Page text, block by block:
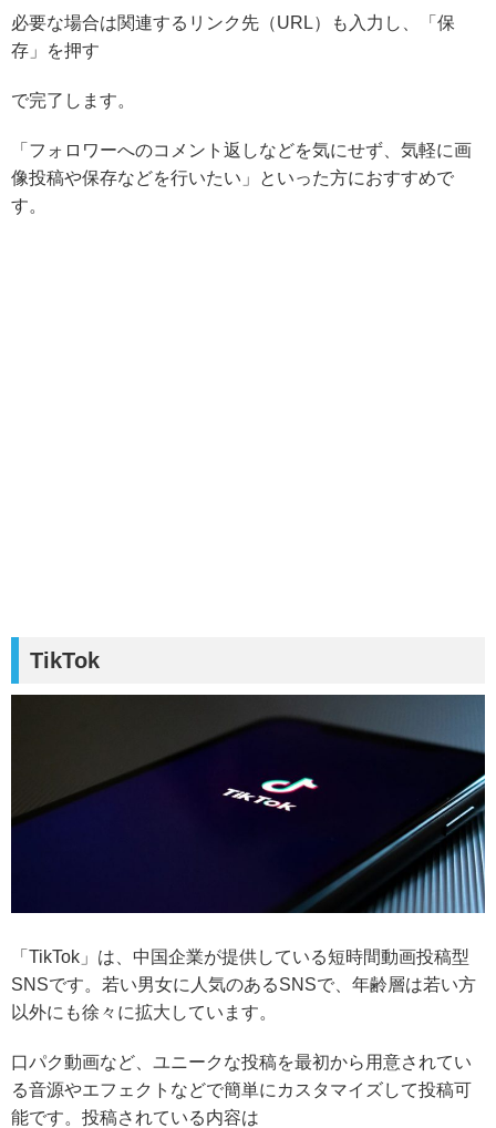
必要な場合は関連するリンク先（URL）も入力し、「保
存」を押す
で完了します。
「 フォロワーへのコメント返しなどを気にせず、気軽に画
像投稿や保存などを行いたい 」といった方におすすめで
す。
TikTok
「TikTok」は、中国企業が提供している短時間動画投稿型
SNSです。若い男女に人気のあるSNSで、年齢層は若い方
以外にも徐々に拡大しています。
口パク動画など、 ユニークな投稿を最初から用意されてい
る音源やエフェクトなどで簡単にカスタマイズして投稿可
能です。投稿されている内容は